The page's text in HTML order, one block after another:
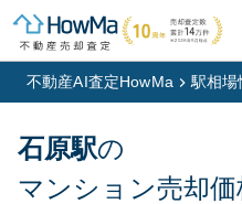
不動産AI査定HowMa 駅相場
石原駅の
マンション売却